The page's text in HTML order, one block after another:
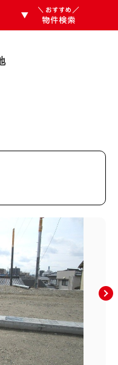
大塚東町(0)
大町西(0)
安(3)
内(4)
園町(0)